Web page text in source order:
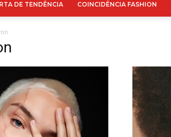
DE TENDÊNCIA COINCIDÊNCIA FASHION